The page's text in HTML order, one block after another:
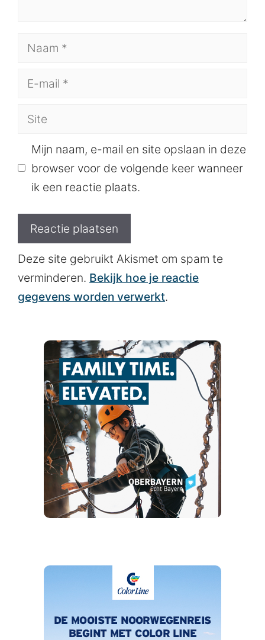
Naam
E-
Site
Mijn naam, e-mail en site opslaan in deze
browser voor de volgende keer wanneer
ik een reactie plaats.
Deze site gebruikt Akismet om spam te
verminderen. Bekijk hoe je reactie
gegevens worden verwerkt.